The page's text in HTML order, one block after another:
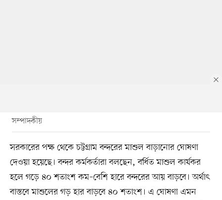
সম্পাদকীয়
সরকারের পক্ষ থেকে চট্টগ্রাম বন্দরের মাশুল বাড়ানোর ঘোষণা
দেওয়া হয়েছে। বন্দর কর্মকর্তারা বলছেন, বর্ধিত মাশুল কার্যকর
হলে গড়ে ৪০ শতাংশ কম–বেশি হারে বন্দরের আয় বাড়বে। অর্থাৎ
বাস্তবে মাশুলের গড় হার বাড়বে ৪০ শতাংশ। এ ঘোষণা এমন